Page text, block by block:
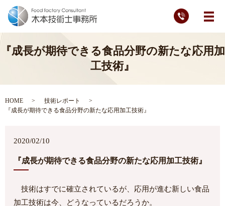
メ
『成長が期待できる食品分野の新たな応用加
工技術』
HOME
技術レポート
『成長が期待できる食品分野の新たな応用加工技術』
2020/02/10
『成長が期待できる食品分野の新たな応用加工技術』
技術はすでに確立されているが、応用が進む新しい食品
加工技術は今、どうなっているだろうか。